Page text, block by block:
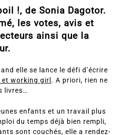
!, de Sonia Dagotor.
les votes, avis et
ainsi que la
elle se lance le défi d’écrire
et working girl . A priori, rien ne
livres…
enfants et un travail plus
du temps déjà bien rempli,
sont couchés, elle a rendez-